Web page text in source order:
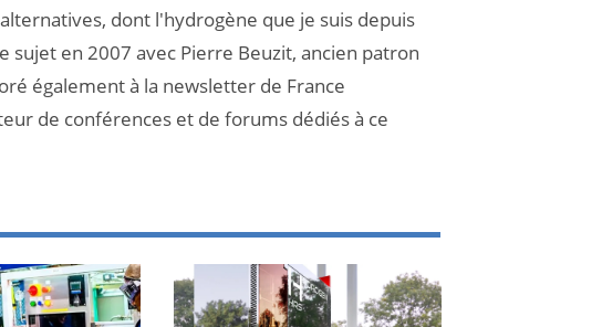
dont l'hydrogène que je suis depuis
sujet en 2007 avec Pierre Beuzit, ancien patron
également à la newsletter de France
de conférences et de forums dédiés à ce